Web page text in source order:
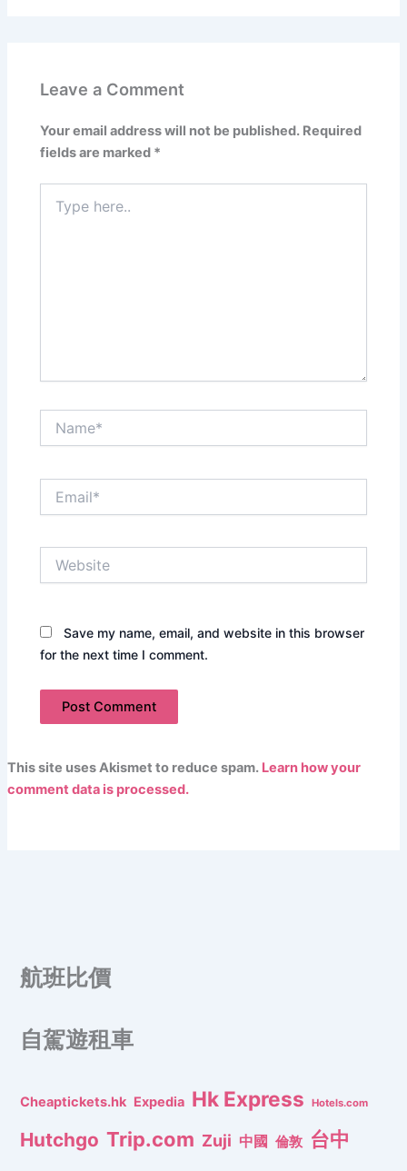
Leave a Comment
Your email address will not be published. Required
fields are marked *
here..
Save my name, email, and website in this browser
for the next time I comment.
This site uses Akismet to reduce spam. Learn how your
comment data is processed.
航班比價
自駕遊租車
Cheaptickets.hk Expedia Hk Express Hotels.com
Hutchgo Trip.com Zuji 中國 倫敦 台中